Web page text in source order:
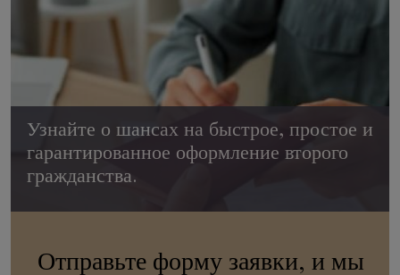
Узнайте о шансах на быстрое, простое и
гарантированное оформление второго
гражданства.
Отправьте форму заявки, и мы